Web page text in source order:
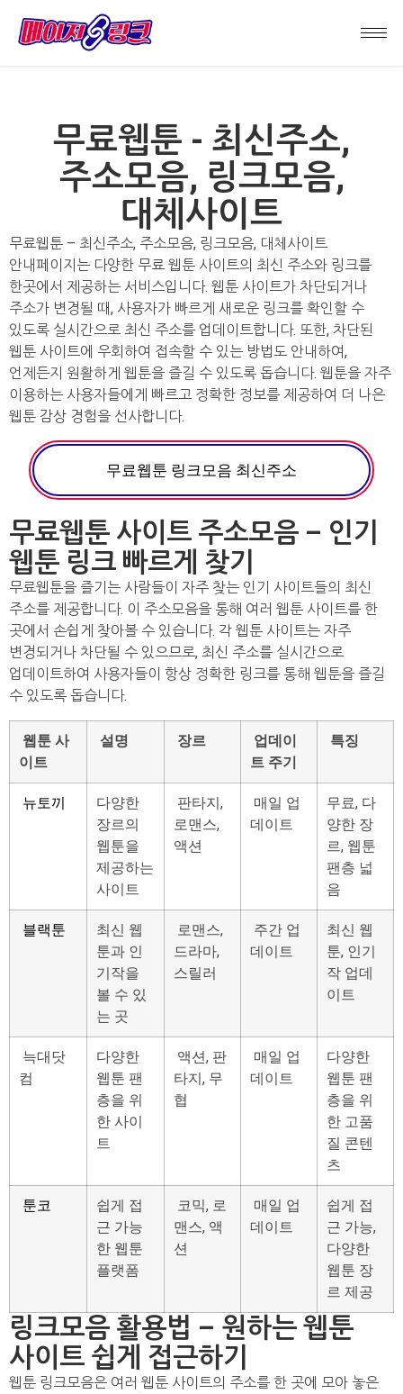
무료웹툰 - 최신주소,
주소모음, 링크모음,
대체사이트
무료웹툰 – 최신주소, 주소모음, 링크모음, 대체사이트
안내페이지는 다양한 무료 웹툰 사이트의 최신 주소와 링크를
한곳에서 제공하는 서비스입니다. 웹툰 사이트가 차단되거나
주소가 변경될 때, 사용자가 빠르게 새로운 링크를 확인할 수
있도록 실시간으로 최신 주소를 업데이트합니다. 또한, 차단된
웹툰 사이트에 우회하여 접속할 수 있는 방법도 안내하여,
언제든지 원활하게 웹툰을 즐길 수 있도록 돕습니다. 웹툰을 자주
이용하는 사용자들에게 빠르고 정확한 정보를 제공하여 더 나은
웹툰 감상 경험을 선사합니다.
무료웹툰 링크모음 최신주소
무료웹툰 사이트 주소모음 – 인기
웹툰 링크 빠르게 찾기
무료웹툰을 즐기는 사람들이 자주 찾는 인기 사이트들의 최신
주소를 제공합니다. 이 주소모음을 통해 여러 웹툰 사이트를 한
곳에서 손쉽게 찾아볼 수 있습니다. 각 웹툰 사이트는 자주
변경되거나 차단될 수 있으므로, 최신 주소를 실시간으로
업데이트하여 사용자들이 항상 정확한 링크를 통해 웹툰을 즐길
수 있도록 돕습니다.
웹툰 사
이트
설명 장르
업데이
트 주기
특징
뉴토끼
다양한
장르의
웹툰을
제공하는
사이트
판타지,
로맨스,
액션
매일 업
데이트
무료, 다
양한 장
르, 웹툰
팬층 넓
음
블랙툰
최신 웹
툰과 인
기작을
볼 수 있
는 곳
로맨스,
드라마,
스릴러
주간 업
데이트
최신 웹
툰, 인기
작 업데
이트
늑대닷
컴
다양한
웹툰 팬
층을 위
한 사이
트
액션, 판
타지, 무
협
매일 업
데이트
다양한
웹툰 팬
층을 위
한 고품
질 콘텐
츠
툰코
쉽게 접
근 가능
한 웹툰
플랫폼
코믹, 로
맨스, 액
션
매일 업
데이트
쉽게 접
근 가능,
다양한
웹툰 장
르 제공
링크모음 활용법 – 원하는 웹툰
사이트 쉽게 접근하기
웹툰 링크모음은 여러 웹툰 사이트의 주소를 한 곳에 모아 놓은